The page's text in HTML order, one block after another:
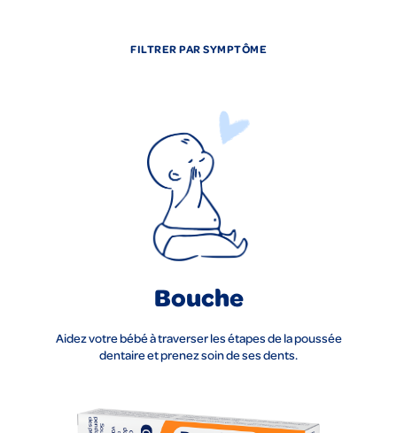
FILTRER PAR SYMPTÔME
Bouche
Aidez votre bébé à traverser les étapes de la poussée
dentaire et prenez soin de ses dents.